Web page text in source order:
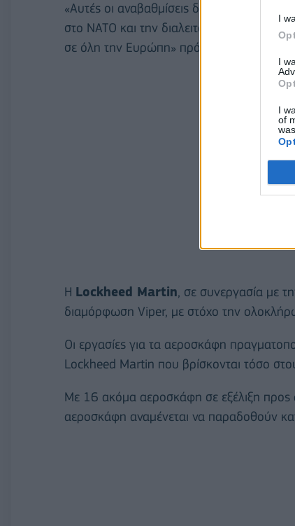
I
I
I
of
«Αυτές οι αναβαθμίσεις διαθέτουν
στο ΝΑΤΟ και την διαλειτουργικότητά του,
σε όλη την Ευρώπη» πρόσθεσε.
Η Lockheed Martin , σε συνεργασία με
διαμόρφωση Viper, με στόχο την
Οι εργασίες για τα αεροσκάφη
Lockheed Martin που βρίσκονται τόσο
Με 16 ακόμα αεροσκάφη σε εξέλιξη
αεροσκάφη αναμένεται να παραδοθούν